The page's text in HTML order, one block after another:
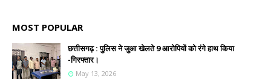
MOST POPULAR
छत्तीसगढ़ : पुलिस ने जुआ खेलते 9 आरोपियों को रंगे हाथ किया
-गिरफ्तार।
May 13, 2026